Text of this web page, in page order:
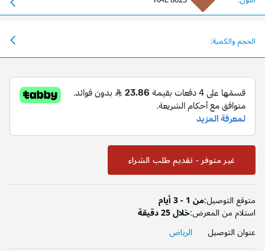
غير متوفر - تقديم طلب الشراء
متوقع التوصيل:من 1 - 3 أيام
استلام من المعرض:
عنوان التوصيل
الرياض
حاسبة الدِهان